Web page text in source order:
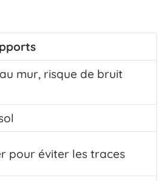
mur, risque de bruit
pour éviter les traces